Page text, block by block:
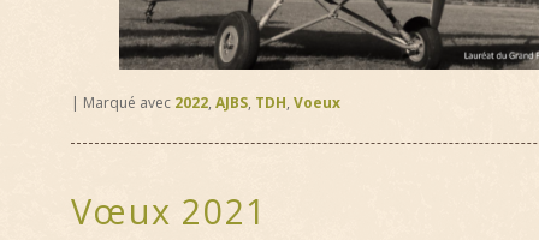
| Marqué avec 2022, AJBS, TDH, Voeux
Vœux 2021